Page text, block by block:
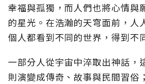
幸福與孤獨，而人們也將心情與
的星光。在浩瀚的天穹面前，人
個人都看到不同的世界，得到不
一部分人從宇宙中淬取出神話，
則演變成傳奇、故事與民間習俗